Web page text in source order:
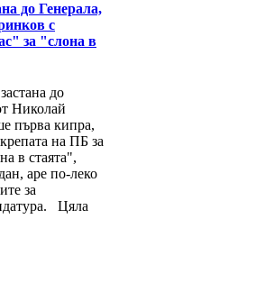
до Генерала,
с
за "слона в
до
Николай
първа кипра,
на ПБ за
в стаята",
аре по-леко
за
Цяла